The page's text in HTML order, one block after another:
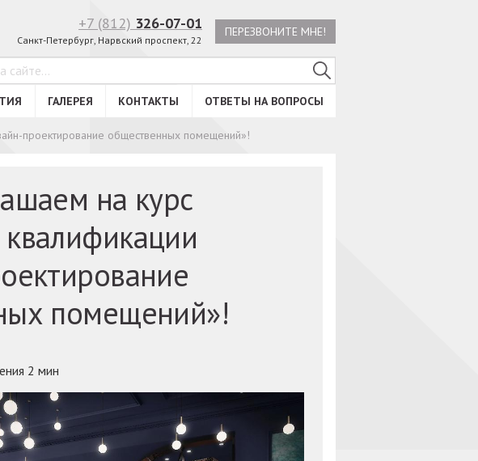
+7 (812) 326-07-01
Санкт-Петербург, Нарвский проспект, 22
ПЕРЕЗВОНИТЕ МНЕ!
ГАЛЕРЕЯ КОНТАКТЫ ОТВЕТЫ НА ВОПРОСЫ
проектирование общественных помещений»!
на курс
помещений»!
2 мин